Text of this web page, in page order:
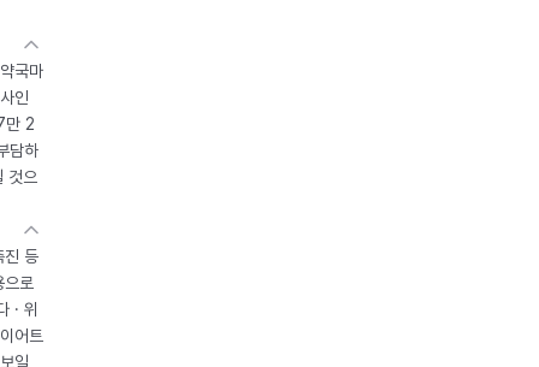
국마
인
만 2
담하
것으
진 등
로
· 위
어트
일